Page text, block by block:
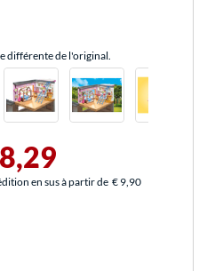
différente de l'original.
en sus à partir de € 9,90